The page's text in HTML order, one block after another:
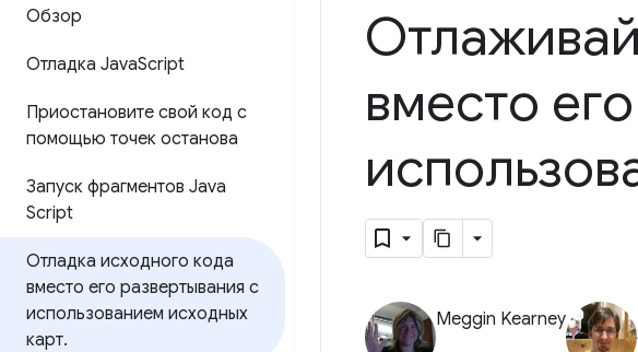
Обзор
Отладка JavaScript
Приостановите свой код с
помощью точек останова
Запуск фрагментов Java
Script
Отладка исходного кода
вместо его развертывания с
использованием исходных
карт.
вместо
Meggin Kearney